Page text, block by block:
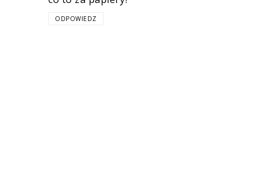
ODPOWIEDZ